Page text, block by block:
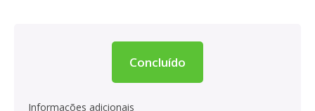
Concluído
Informações adicionais